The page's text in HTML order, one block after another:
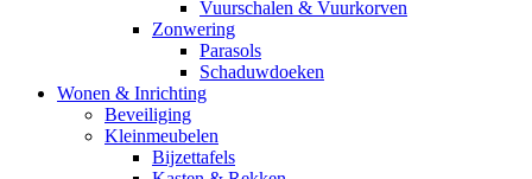
Vuurschalen & Vuurkorven
Zonwering
Parasols
Schaduwdoeken
Wonen & Inrichting
Beveiliging
Kleinmeubelen
Bijzettafels